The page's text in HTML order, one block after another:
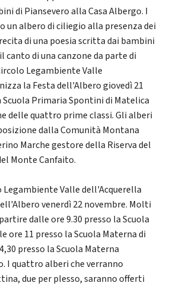
di Piansevero alla Casa Albergo. I
un albero di ciliegio alla presenza dei
di una poesia scritta dai bambini
canto di una canzone da parte di
Legambiente Valle
la Festa dell'Albero giovedì 21
Primaria Spontini di Matelica
delle quattro prime classi. Gli alberi
dalla Comunità Montana
Marche gestore della Riserva del
Monte Canfaito.
Legambiente Valle dell'Acquerella
venerdì 22 novembre. Molti
dalle ore 9.30 presso la Scuola
ore 11 presso la Scuola Materna di
presso la Scuola Materna
I quattro alberi che verranno
due per plesso, saranno offerti